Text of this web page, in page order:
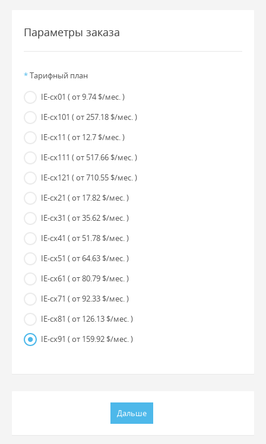
Параметры заказа
*Тарифный план
IE-cx01 ( от 9.74 $/мес. )
IE-cx101 ( от 257.18 $/мес. )
IE-cx11 ( от 12.7 $/мес. )
IE-cx111 ( от 517.66 $/мес. )
IE-cx121 ( от 710.55 $/мес. )
IE-cx21 ( от 17.82 $/мес. )
IE-cx31 ( от 35.62 $/мес. )
IE-cx41 ( от 51.78 $/мес. )
IE-cx51 ( от 64.63 $/мес. )
IE-cx61 ( от 80.79 $/мес. )
IE-cx71 ( от 92.33 $/мес. )
IE-cx81 ( от 126.13 $/мес. )
IE-cx91 ( от 159.92 $/мес. )